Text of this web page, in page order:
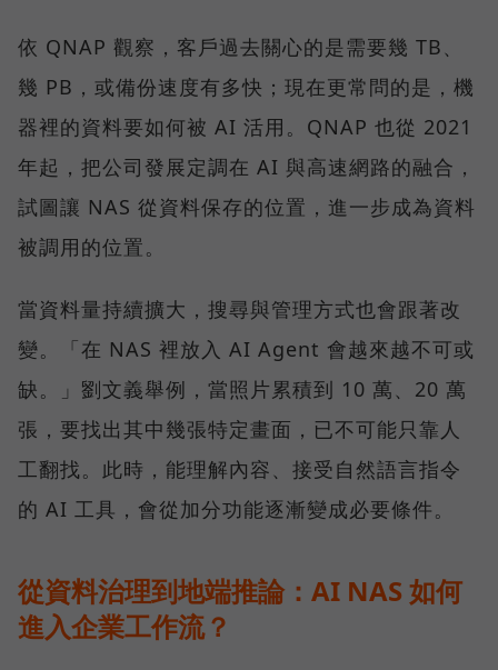
依 QNAP 觀察，客戶過去關心的是需要幾 TB、
幾 PB，或備份速度有多快；現在更常問的是，機
器裡的資料要如何被 AI 活用。QNAP 也從 2021
年起，把公司發展定調在 AI 與高速網路的融合，
試圖讓 NAS 從資料保存的位置，進一步成為資料
被調用的位置。
當資料量持續擴大，搜尋與管理方式也會跟著改
變。「在 NAS 裡放入 AI Agent 會越來越不可或
缺。」劉文義舉例，當照片累積到 10 萬、20 萬
張，要找出其中幾張特定畫面，已不可能只靠人
工翻找。此時，能理解內容、接受自然語言指令
的 AI 工具，會從加分功能逐漸變成必要條件。
從資料治理到地端推論：AI NAS 如何
進入企業工作流？